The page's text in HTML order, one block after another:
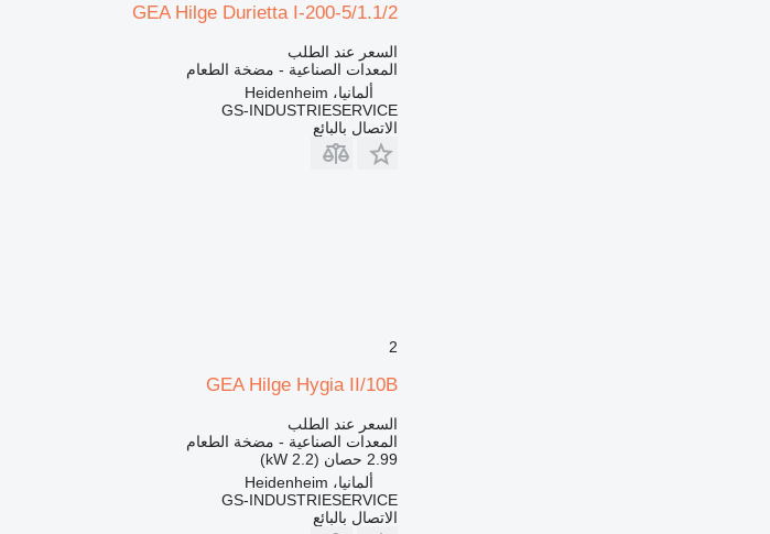
GEA Hilge Durietta I-200-5/1.1/2
السعر عند الطلب
المعدات الصناعية - مضخة الطعام
ألمانيا، Heidenheim
GS-INDUSTRIESERVICE
الاتصال بالبائع
2
GEA Hilge Hygia II/10B
السعر عند الطلب
المعدات الصناعية - مضخة الطعام
2.99 حصان (2.2 kW)
ألمانيا، Heidenheim
GS-INDUSTRIESERVICE
الاتصال بالبائع